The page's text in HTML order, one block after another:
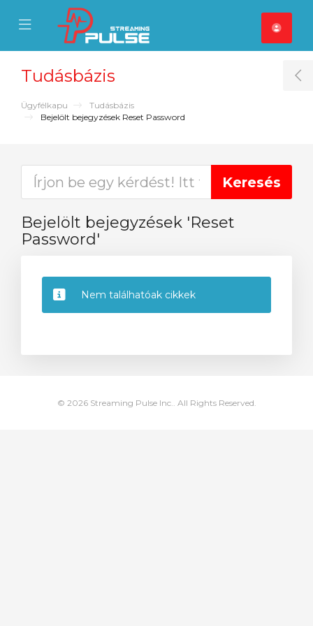
Mobile Menu
Mobile Menu
Tudásbázis
Ügyfélkapu
Tudásbázis
Bejelölt bejegyzések Reset Password
Bejelölt bejegyzések 'Reset
Password'
Nem találhatóak cikkek
© 2026 Streaming Pulse Inc.. All Rights Reserved.